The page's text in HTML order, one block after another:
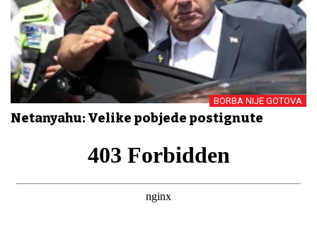
BORBA NIJE GOTOVA
Netanyahu: Velike pobjede postignute